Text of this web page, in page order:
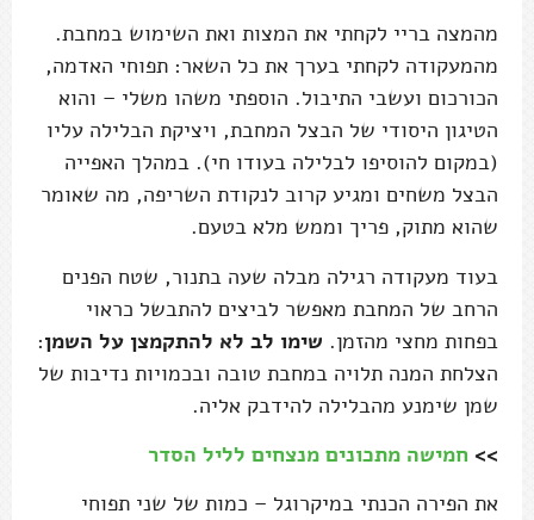
מהמצה בריי לקחתי את המצות ואת השימוש במחבת.
מהמעקודה לקחתי בערך את כל השאר: תפוחי האדמה,
הכורכום ועשבי התיבול. הוספתי משהו משלי – והוא
הטיגון היסודי של הבצל המחבת, ויציקת הבלילה עליו
(במקום להוסיפו לבלילה בעודו חי). במהלך האפייה
הבצל משחים ומגיע קרוב לנקודת השריפה, מה שאומר
שהוא מתוק, פריך וממש מלא בטעם.
בעוד מעקודה רגילה מבלה שעה בתנור, שטח הפנים
הרחב של המחבת מאפשר לביצים להתבשל כראוי
בפחות מחצי מהזמן. שימו לב לא להתקמצן על השמן:
הצלחת המנה תלויה במחבת טובה ובכמויות נדיבות של
שמן שימנע מהבלילה להידבק אליה.
>> חמישה מתכונים מנצחים לליל הסדר
את הפירה הכנתי במיקרוגל – כמות של שני תפוחי